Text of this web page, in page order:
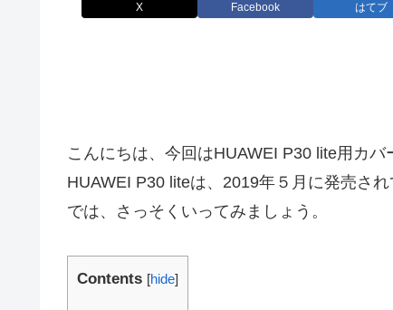
X Facebook はてブ
こんにちは、今回はHUAWEI P30 lite用カ
HUAWEI P30 liteは、2019年５月に発売さ
では、さっそくいってみましょう。
Contents [hide]